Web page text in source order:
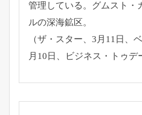
管理している。グムスト・
ルの深海鉱区。
（ザ・スター、3月11日、
月10日、
ビジネス・トゥデ